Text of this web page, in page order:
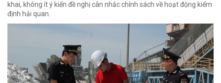
khai, không ít ý kiến đề nghị cân nhắc chính sách về hoạt động kiểm
định hải quan.